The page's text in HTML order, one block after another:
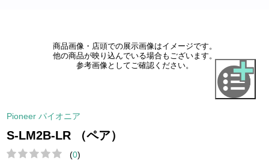
商品画像・店頭での展示画像はイメージです。
他の商品が映り込んでいる場合もございます。
参考画像としてご確認ください。
Pioneer パイオニア
S-LM2B-LR （ペア）
(0)